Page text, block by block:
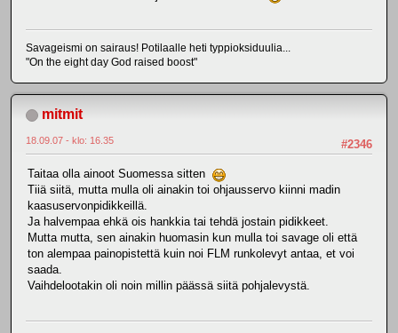
Savageismi on sairaus! Potilaalle heti typpioksiduulia...
"On the eight day God raised boost"
mitmit
#2346
18.09.07 - klo: 16.35
Taitaa olla ainoot Suomessa sitten
Tiiä siitä, mutta mulla oli ainakin toi ohjausservo kiinni madin
kaasuservonpidikkeillä.
Ja halvempaa ehkä ois hankkia tai tehdä jostain pidikkeet.
Mutta mutta, sen ainakin huomasin kun mulla toi savage oli että
ton alempaa painopistettä kuin noi FLM runkolevyt antaa, et voi
saada.
Vaihdelootakin oli noin millin päässä siitä pohjalevystä.